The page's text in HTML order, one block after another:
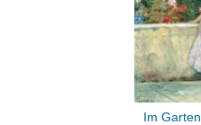
Im Garten